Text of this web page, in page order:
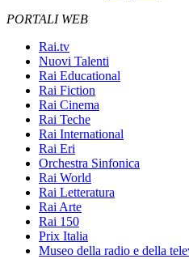
PORTALI WEB
Rai.tv
Nuovi Talenti
Rai Educational
Rai Fiction
Rai Cinema
Rai Teche
Rai International
Rai Eri
Orchestra Sinfonica
Rai World
Rai Letteratura
Rai Arte
Rai 150
Prix Italia
Museo della radio e della